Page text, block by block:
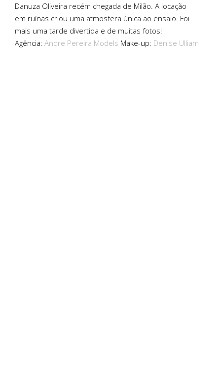
Danuza Oliveira recém chegada de Milão. A locação
em ruínas criou uma atmosfera única ao ensaio. Foi
mais uma tarde divertida e de muitas fotos!
Agência: Andre Pereira Models Make-up: Denise Ulliam